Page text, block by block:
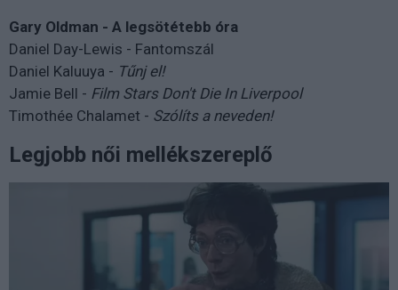
Gary Oldman - A legsötétebb óra
Daniel Day-Lewis - Fantomszál
Daniel Kaluuya - Tűnj el!
Jamie Bell - Film Stars Don't Die In Liverpool
Timothée Chalamet - Szólíts a neveden!
Legjobb női mellékszereplő